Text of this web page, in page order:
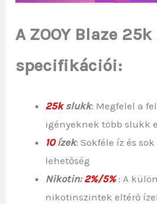
A ZOOY Blaze
specifikációi:
25kslukk: Megfelel a
igényeknek több slukk
10ízek: Sokféle íz és
lehetőség
Nikotin:2%/5% : A
nikotinszintek eltérő